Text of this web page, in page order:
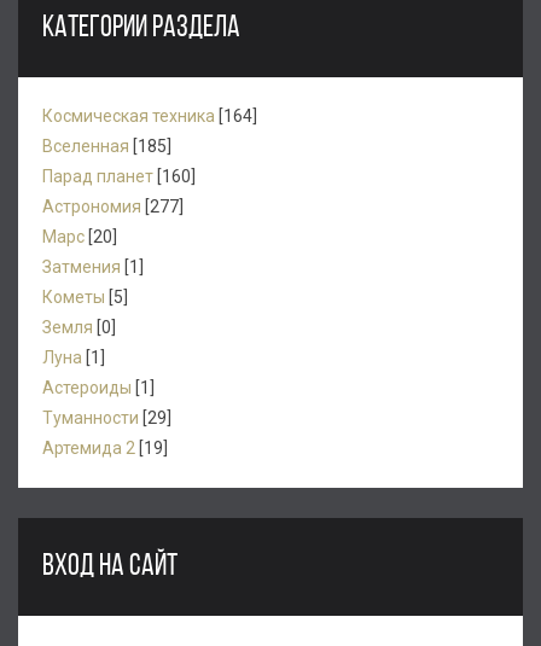
КАТЕГОРИИ РАЗДЕЛА
Космическая техника [164]
Вселенная [185]
Парад планет [160]
Астрономия [277]
Марс [20]
Затмения [1]
Кометы [5]
Земля [0]
Луна [1]
Астероиды [1]
Туманности [29]
Артемида 2 [19]
ВХОД НА САЙТ